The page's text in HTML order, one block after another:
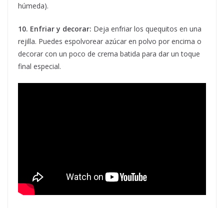
húmeda).
10. Enfriar y decorar: Deja enfriar los quequitos en una
rejilla. Puedes espolvorear azúcar en polvo por encima o
decorar con un poco de crema batida para dar un toque
final especial.